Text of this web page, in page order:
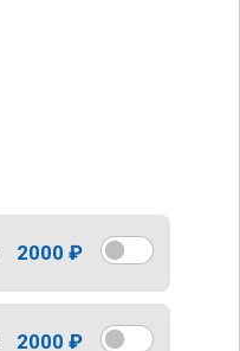
2000 ₽
2000 ₽